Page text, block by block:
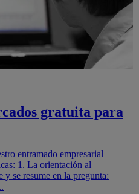
gratuita para
entramado empresarial
1. La orientación al
se resume en la pregunta: